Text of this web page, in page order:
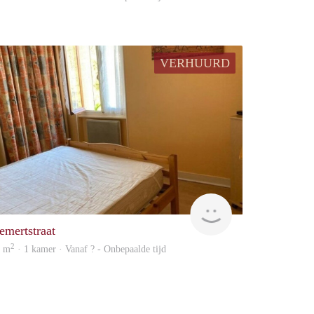
VERHUURD
Woning
m2 · 1 kamer · Vanaf ? - Onbepaalde tijd